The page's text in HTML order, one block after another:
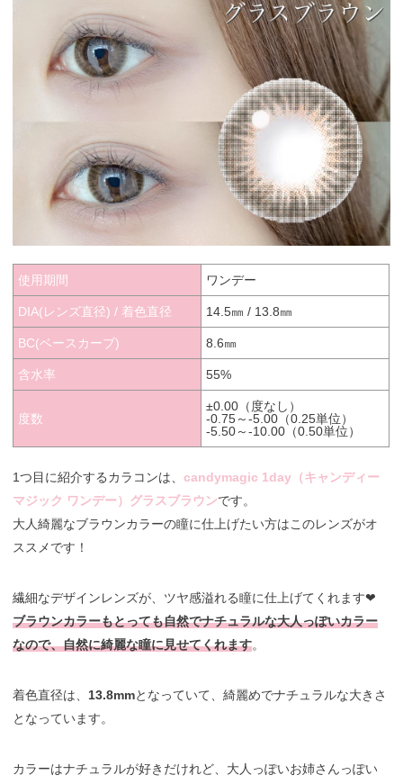
使用期間 ワンデー
DIA(レンズ直径) / 着色直径 14.5㎜ / 13.8㎜
BC(ベースカーブ) 8.6㎜
含水率 55%
度数
±0.00（度なし）
-0.75～-5.00（0.25単位）
-5.50～-10.00（0.50単位）
1つ目に紹介するカラコンは、candymagic 1day（キャンディー
マジック ワンデー）グラスブラウンです。
大人綺麗なブラウンカラーの瞳に仕上げたい方はこのレンズがオ
ススメです！
繊細なデザインレンズが、ツヤ感溢れる瞳に仕上げてくれます❤︎
ブラウンカラーもとっても自然でナチュラルな大人っぽいカラー
なので、自然に綺麗な瞳に見せてくれます。
着色直径は、13.8mmとなっていて、綺麗めでナチュラルな大きさ
となっています。
カラーはナチュラルが好きだけれど、大人っぽいお姉さんっぽい